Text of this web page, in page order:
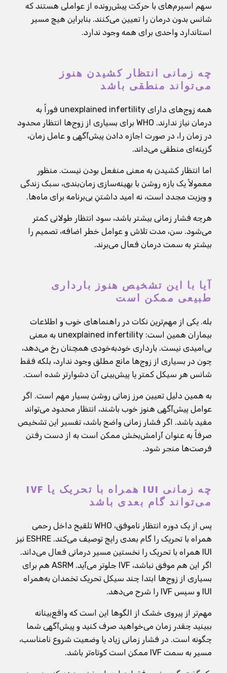
سهم اسپرم‌های با حرکت پیش‌رونده از عواملی هستند که
شانس بدون درمان را تعیین می‌کنند. بنابراین هیچ مسیر
استاندارد واحدی برای همه وجود ندارد.
چه زمانی انتظار کشیدن هنوز
می‌تواند منطقی باشد
همه زوج‌های دارای unexplained infertility فوراً به
درمان نیاز ندارند. WHO برای بسیاری از زوج‌ها انتظار محدود
در زمان را، در صورت اجازه دادن پیش‌آگهی و عامل زمان،
گزینه‌ای منطقی می‌داند.
اما انتظار کشیدن به معنی منفعل بودن نیست. منظور
معمولاً یک بازه روشن با بهینه‌سازی زمان‌بندی، سبک زندگی
و ویزیت مجدد است، نه امید داشتنِ بی‌برنامه برای ماه‌ها.
هرچه فشار زمانی بیشتر باشد، سود انتظار طولانی کمتر
می‌شود. سن، مدت تلاش و عوامل خطر اضافه، تصمیم را
بیشتر به سمت درمان فعال می‌برند.
آیا با این تشخیص هنوز بارداری
طبیعی ممکن است
بله. یکی از مهم‌ترین نکات در راهنماهای خوب و اطلاعات
بیماران همین است: unexplained infertility به معنی
بی‌امیدی نیست. بارداری خودبه‌خودی همچنان رخ می‌دهد،
چون در بسیاری از زوج‌ها مانع مطلق وجود ندارد، بلکه فقط
شانس هر سیکل کمتر یا پیش‌بینی آن دشوارتر شده است.
به همین دلیل تعیین مرز زمانی روشن بسیار مهم است. اگر
عوامل پیش‌آگهی هنوز خوب باشند، انتظار محدود می‌تواند
مفید باشد. اگر فشار زمانی واضح باشد، تفسیر این تشخیص
صرفاً به عنوان آرامش‌بخش ممکن است به از دست رفتن
فرصت‌ها منجر شود.
چه زمانی IUI همراه با تحریک یا IVF
می‌تواند گام بعدی باشد
پس از یک دوره انتظار ناموفق، WHO تلقیح داخل رحمی
همراه با تحریک را گام بعدی رایج توصیف می‌کند. ESHRE نیز
IUI همراه با تحریک را نخستین مسیر درمانی فعال می‌داند.
اگر این هم موفق نباشد، IVF جلوتر می‌آید. ASRM هم برای
بسیاری از زوج‌ها ابتدا چند سیکل تحریک تخمدان به‌همراه
IUI و سپس IVF را شرح می‌دهد.
مهم‌تر از پیروی خشک از الگوها این است که واقع‌بینانه
ببینید چقدر زمان می‌خواهید صرف کنید و پیش‌آگهی شما
چگونه است. در فشار زمانی زیاد یا وضعیت شروع نامناسب،
مسیر به سمت IVF ممکن است کوتاه‌تر باشد.